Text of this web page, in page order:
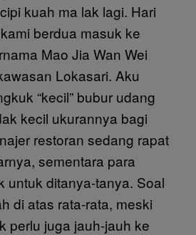
kuah ma lak lagi. Hari
berdua masuk ke
Mao Jia Wan Wei
Lokasari. Aku
“kecil” bubur udang
kecil ukurannya bagi
restoran sedang rapat
sementara para
untuk ditanya-tanya. Soal
di atas rata-rata, meski
perlu juga jauh-jauh ke